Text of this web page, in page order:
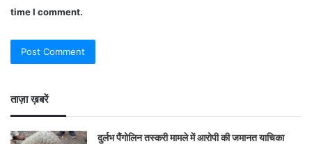
time I comment.
ताज़ा ख़बरें
दुर्लभ पैंगोलिन तस्करी मामले में आरोपी की जमानत याचिका